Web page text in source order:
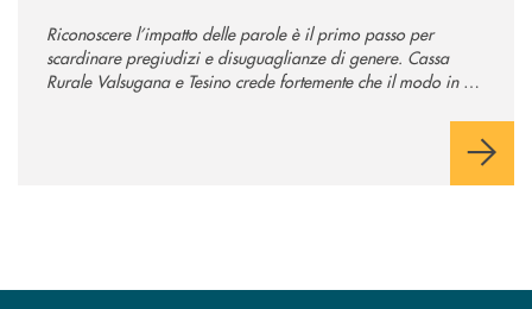
Riconoscere l’impatto delle parole è il primo passo per
scardinare pregiudizi e disuguaglianze di genere. Cassa
Rurale Valsugana e Tesino crede fortemente che il modo in cui